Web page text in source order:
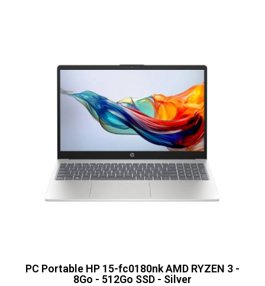
PC Portable HP 15-fc0180nk AMD RYZEN 3 -
8Go - 512Go SSD - Silver